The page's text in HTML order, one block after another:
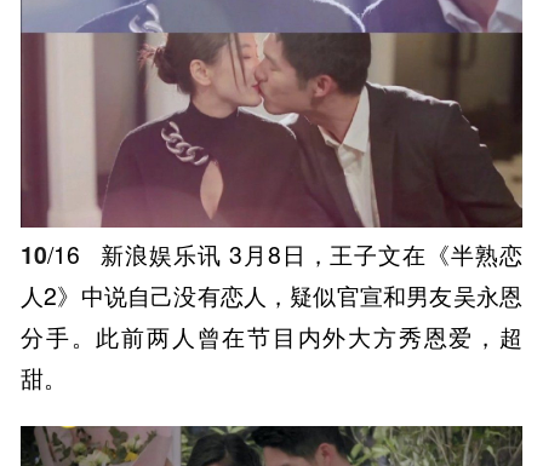
10/16
新浪娱乐讯 3月8日，王子文在《半熟恋
人2》中说自己没有恋人，疑似官宣和男友吴永恩
分手。此前两人曾在节目内外大方秀恩爱，超
甜。